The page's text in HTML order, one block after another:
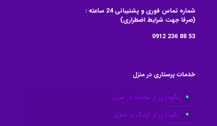
شماره تماس فوری و پشتیبانی 24 ساعته :
(صرفا جهت شرایط اضطراری)
53 88 236 0912
خدمات پرستاری در منزل
نگهداری از سالمند در منزل
نگهداری از کودک در منزل